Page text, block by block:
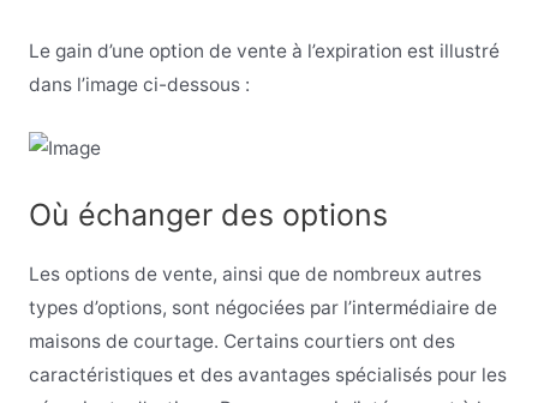
Le gain d’une option de vente à l’expiration est illustré
dans l’image ci-dessous :
Où échanger des options
Les options de vente, ainsi que de nombreux autres
types d’options, sont négociées par l’intermédiaire de
maisons de courtage. Certains courtiers ont des
caractéristiques et des avantages spécialisés pour les